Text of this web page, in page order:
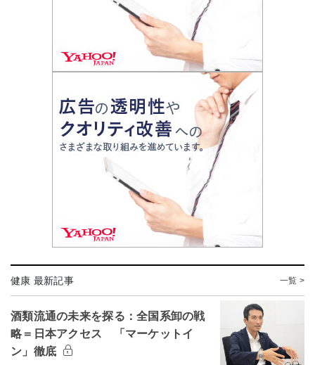
健康 最新記事 一覧 >
酒類流通の未来を探る：全国系卸の戦
略＝日本アクセス 「マーケットイ
ン」徹底